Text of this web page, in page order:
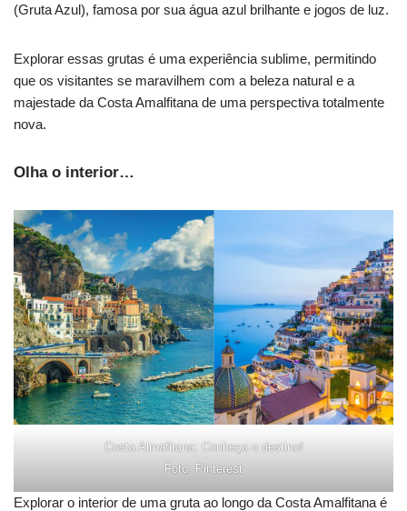
(Gruta Azul), famosa por sua água azul brilhante e jogos de luz.
Explorar essas grutas é uma experiência sublime, permitindo
que os visitantes se maravilhem com a beleza natural e a
majestade da Costa Amalfitana de uma perspectiva totalmente
nova.
Olha o interior…
Costa Almafitana: Conheça o destino!
Foto: Pinterest
Explorar o interior de uma gruta ao longo da Costa Amalfitana é